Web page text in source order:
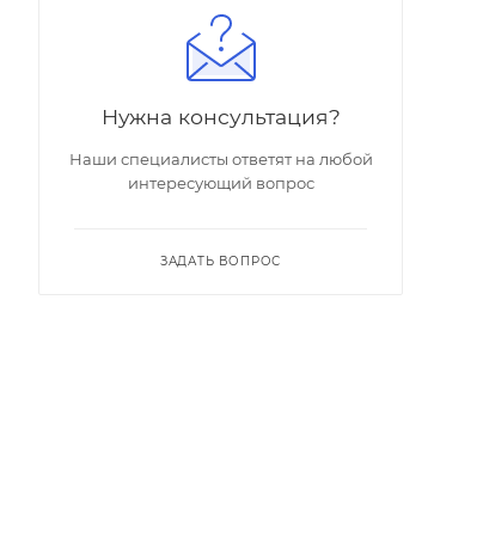
Нужна консультация?
Наши специалисты ответят на любой
интересующий вопрос
ЗАДАТЬ ВОПРОС